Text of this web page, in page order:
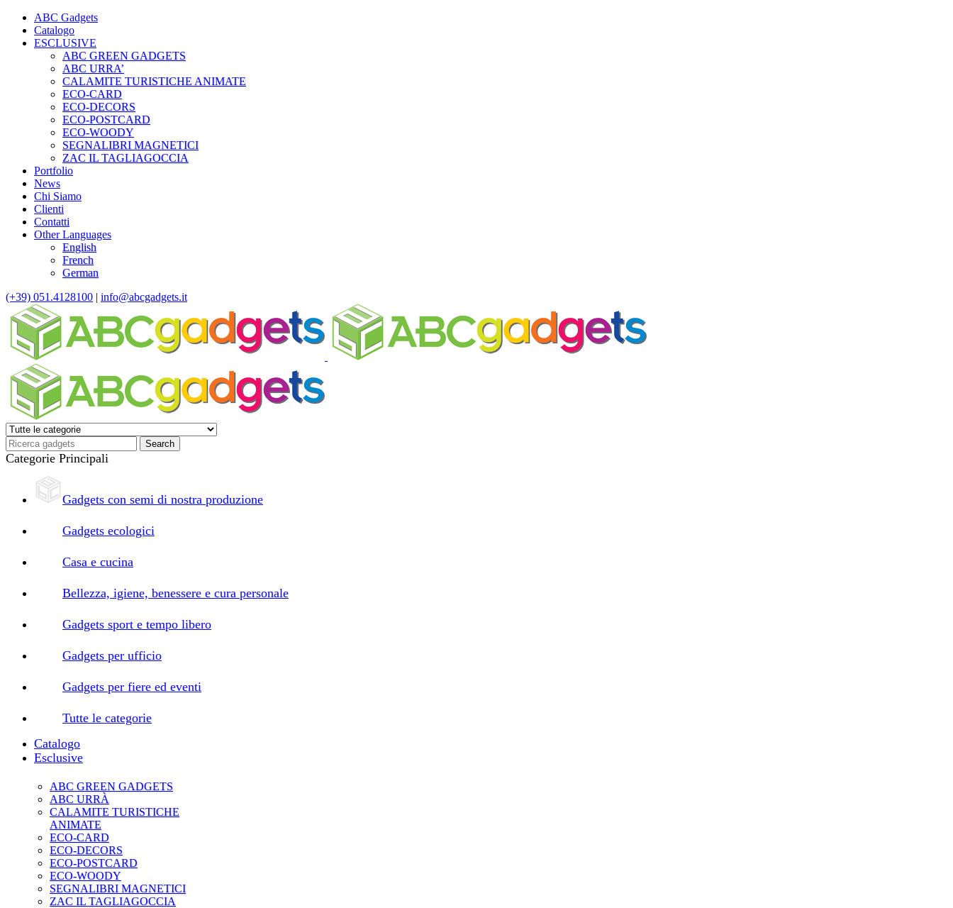
ABC Gadgets
Catalogo
ESCLUSIVE
ABC GREEN GADGETS
ABC URRA’
CALAMITE TURISTICHE ANIMATE
ECO-CARD
ECO-DECORS
ECO-POSTCARD
ECO-WOODY
SEGNALIBRI MAGNETICI
ZAC IL TAGLIAGOCCIA
Portfolio
News
Chi Siamo
Clienti
Contatti
Other Languages
English
French
German
(+39) 051.4128100 | info@abcgadgets.it
Categorie Principali
Gadgets con semi di nostra produzione
Gadgets ecologici
Casa e cucina
Bellezza, igiene, benessere e cura personale
Gadgets sport e tempo libero
Gadgets per ufficio
Gadgets per fiere ed eventi
Tutte le categorie
Catalogo
Esclusive
ABC GREEN GADGETS
ABC URRÀ
CALAMITE TURISTICHE
ANIMATE
ECO-CARD
ECO-DECORS
ECO-POSTCARD
ECO-WOODY
SEGNALIBRI MAGNETICI
ZAC IL TAGLIAGOCCIA